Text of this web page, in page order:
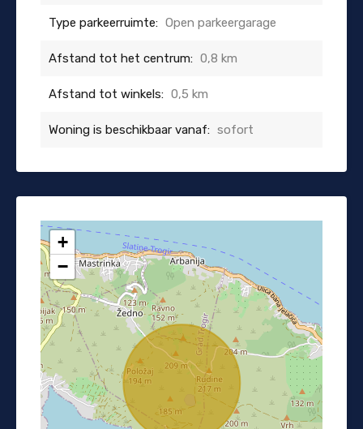
Type parkeerruimte: Open parkeergarage
Afstand tot het centrum: 0,8 km
Afstand tot winkels: 0,5 km
Woning is beschikbaar vanaf: sofort
+
−